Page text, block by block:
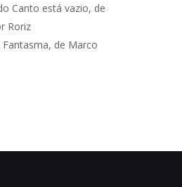
Canto está vazio, de
Roriz
de Marco